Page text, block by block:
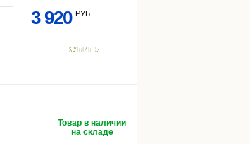
3 920 РУБ.
КУПИТЬ
Товар в наличии
на складе